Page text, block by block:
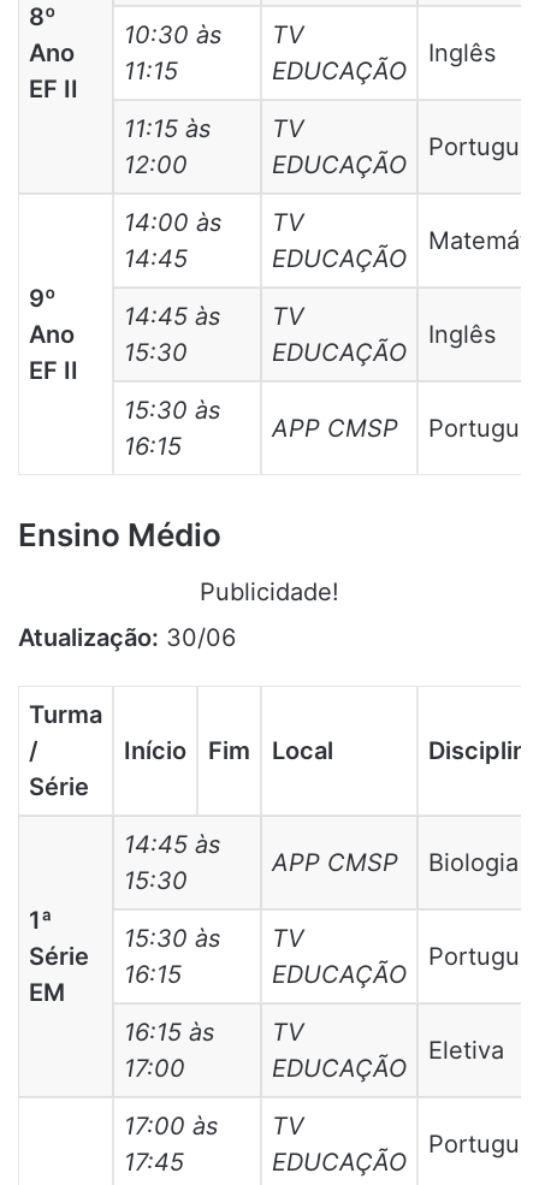
8º
Ano
EF II
10:30 às
11:15
TV
EDUCAÇÃO
Inglês
11:15 às
12:00
TV
EDUCAÇÃO
9º
Ano
EF II
14:00 às
14:45
TV
EDUCAÇÃO
14:45 às
15:30
TV
EDUCAÇÃO
Inglês
15:30 às
16:15
APP CMSP
Ensino Médio
Publicidade!
Atualização: 30/06
Turma
/
Série
Início Fim Local Disciplina
1ª
Série
EM
14:45 às
15:30
APP CMSP Biologia
15:30 às
16:15
TV
EDUCAÇÃO
16:15 às
17:00
TV
EDUCAÇÃO
Eletiva
17:00 às
17:45
TV
EDUCAÇÃO